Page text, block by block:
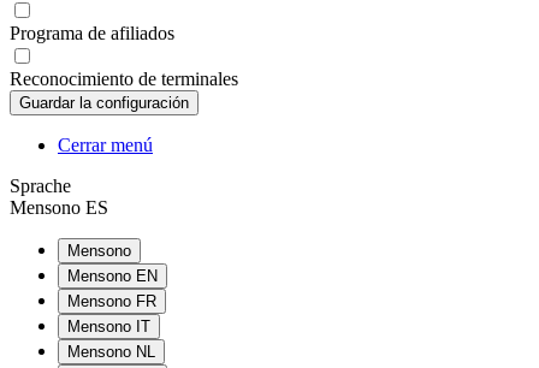
Programa de afiliados
Reconocimiento de terminales
Cerrar menú
Sprache
Mensono ES
Mensono
Mensono EN
Mensono FR
Mensono IT
Mensono NL